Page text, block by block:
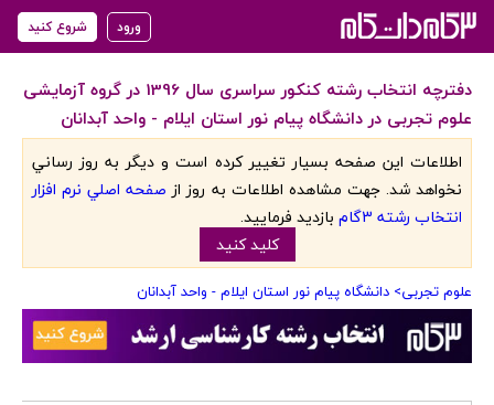
ورود شروع کنید
دفترچه انتخاب رشته کنکور سراسری سال 1396 در گروه آزمایشی
علوم تجربی در دانشگاه پیام نور استان ایلام - واحد آبدانان
اطلاعات اين صفحه بسيار تغيير کرده است و ديگر به روز رساني
نخواهد شد. جهت مشاهده اطلاعات به روز از صفحه اصلي نرم افزار
انتخاب رشته 3گام
بازديد فرماييد.
کليد کنيد
علوم تجربی> دانشگاه پیام نور استان ایلام - واحد آبدانان